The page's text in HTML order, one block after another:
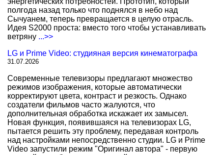
полгода назад только что поднялся в небо над
Сычуанем, теперь превращается в целую отрасль.
Идея S2000 проста: вместо того чтобы устанавливать
ветряну ...>>
LG и Prime Video: студияная версия кинематографа
31.07.2026
Современные телевизоры предлагают множество
режимов изображения, которые автоматически
корректируют цвета, контраст и резкость. Однако
создатели фильмов часто жалуются, что
дополнительная обработка искажает их замысел.
Новая функция, появившаяся на телевизорах LG,
пытается решить эту проблему, передавая контроль
над настройками непосредственно студии. LG и Prime
Video запустили режим "Оригинал автора" - первую